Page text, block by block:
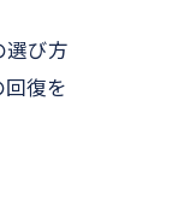
選び方
復を